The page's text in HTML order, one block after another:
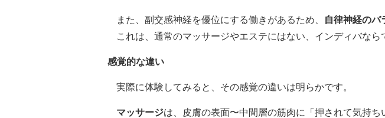
また、副交感神経を優位にする働きがあるため、 自律神経のバ
これは、通常のマッサージやエステにはない、インディバなら
感覚的な違い
実際に体験してみると、その感覚の違いは明らかです。
マッサージは、皮膚の表面〜中間層の筋肉に「押されて気持ち